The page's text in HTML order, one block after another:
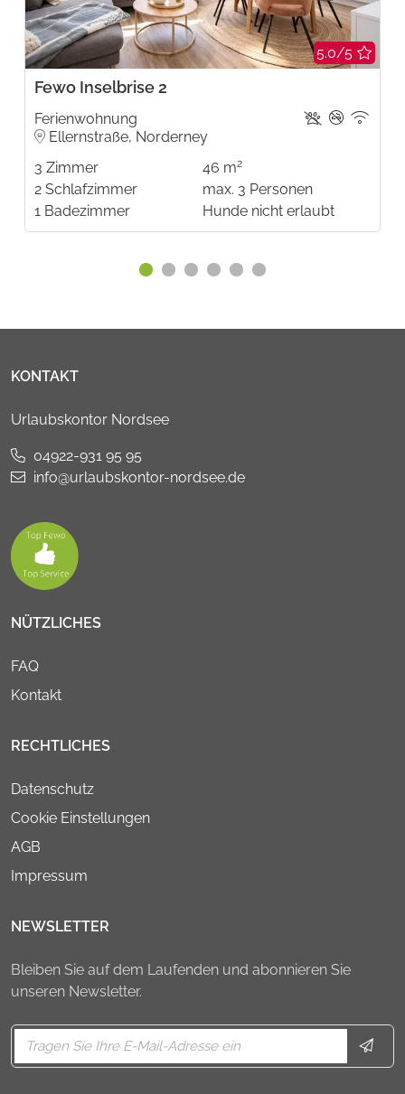
5.0/5
Fewo Inselbrise 2
Ferienwohnung
Ellernstraße, Norderney
3 Zimmer
2 Schlafzimmer
1 Badezimmer
46 m2
max. 3 Personen
Hunde nicht erlaubt
KONTAKT
Urlaubskontor Nordsee
04922-931 95 95
info@urlaubskontor-nordsee.de
NÜTZLICHES
FAQ
Kontakt
RECHTLICHES
Datenschutz
Cookie Einstellungen
AGB
Impressum
NEWSLETTER
Bleiben Sie auf dem Laufenden und abonnieren Sie
unseren Newsletter.